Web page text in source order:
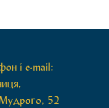
і e-mail:
52